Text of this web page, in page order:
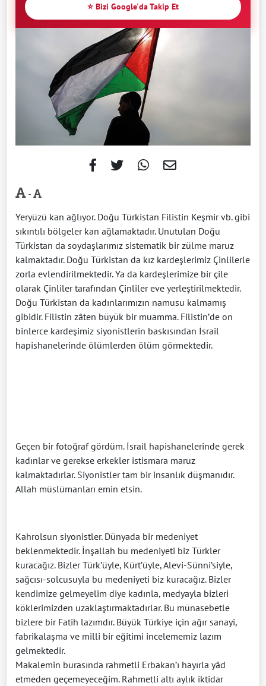
⭐ Bizi Google'da Takip Et
-
Yeryüzü kan ağlıyor. Doğu Türkistan Filistin Keşmir vb. gibi
sıkıntılı bölgeler kan ağlamaktadır. Unutulan Doğu
Türkistan da soydaşlarımız sistematik bir zülme maruz
kalmaktadır. Doğu Türkistan da kız kardeşlerimiz Çinlilerle
zorla evlendirilmektedir. Ya da kardeşlerimize bir çile
olarak Çinliler tarafından Çinliler eve yerleştirilmektedir.
Doğu Türkistan da kadınlarımızın namusu kalmamış
gibidir. Filistin zâten büyük bir muamma. Filistin’de on
binlerce kardeşimiz siyonistlerin baskısından İsrail
hapishanelerinde ölümlerden ölüm görmektedir.
Geçen bir fotoğraf gördüm. İsrail hapishanelerinde gerek
kadınlar ve gerekse erkekler istismara maruz
kalmaktadırlar. Siyonistler tam bir insanlık düşmanıdır.
Allah müslümanları emin etsin.
Kahrolsun siyonistler. Dünyada bir medeniyet
beklenmektedir. İnşallah bu medeniyeti biz Türkler
kuracağız. Bizler Türk’üyle, Kürt’üyle, Alevi-Sünni’siyle,
sağcısı-solcusuyla bu medeniyeti biz kuracağız. Bizler
kendimize gelmeyelim diye kadınla, medyayla bizleri
köklerimizden uzaklaştırmaktadırlar. Bu münasebetle
bizlere bir Fatih lazımdır. Büyük Türkiye için ağır sanayi,
fabrikalaşma ve milli bir eğitimi incelememiz lazım
gelmektedir.
Makalemin burasında rahmetli Erbakan’ı hayırla yâd
etmeden geçemeyeceğim. Rahmetli altı aylık iktidar